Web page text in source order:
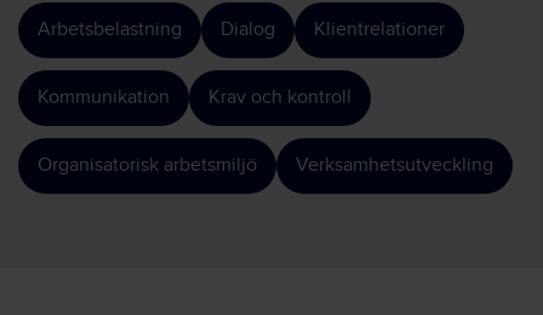
Arbetsbelastning Dialog Klientrelationer
Kommunikation Krav och kontroll
Organisatorisk arbetsmiljö Verksamhetsutveckling